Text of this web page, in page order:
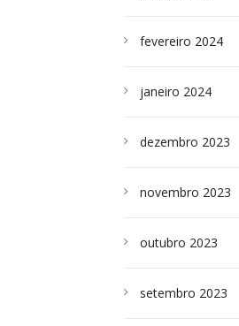
fevereiro 2024
janeiro 2024
dezembro 2023
novembro 2023
outubro 2023
setembro 2023